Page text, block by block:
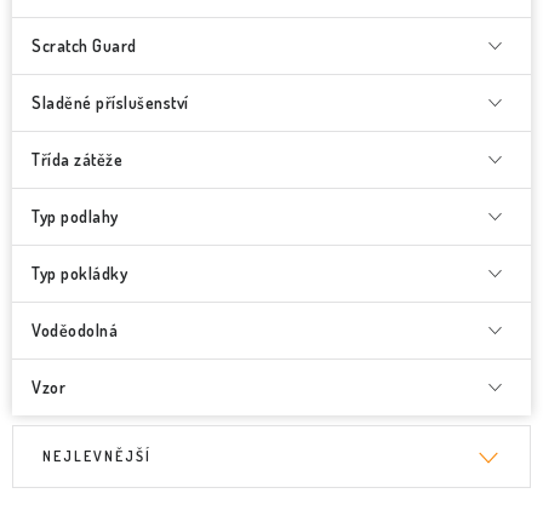
Scratch Guard
Sladěné příslušenství
Třída zátěže
Typ podlahy
Typ pokládky
Voděodolná
Vzor
NEJLEVNĚJŠÍ